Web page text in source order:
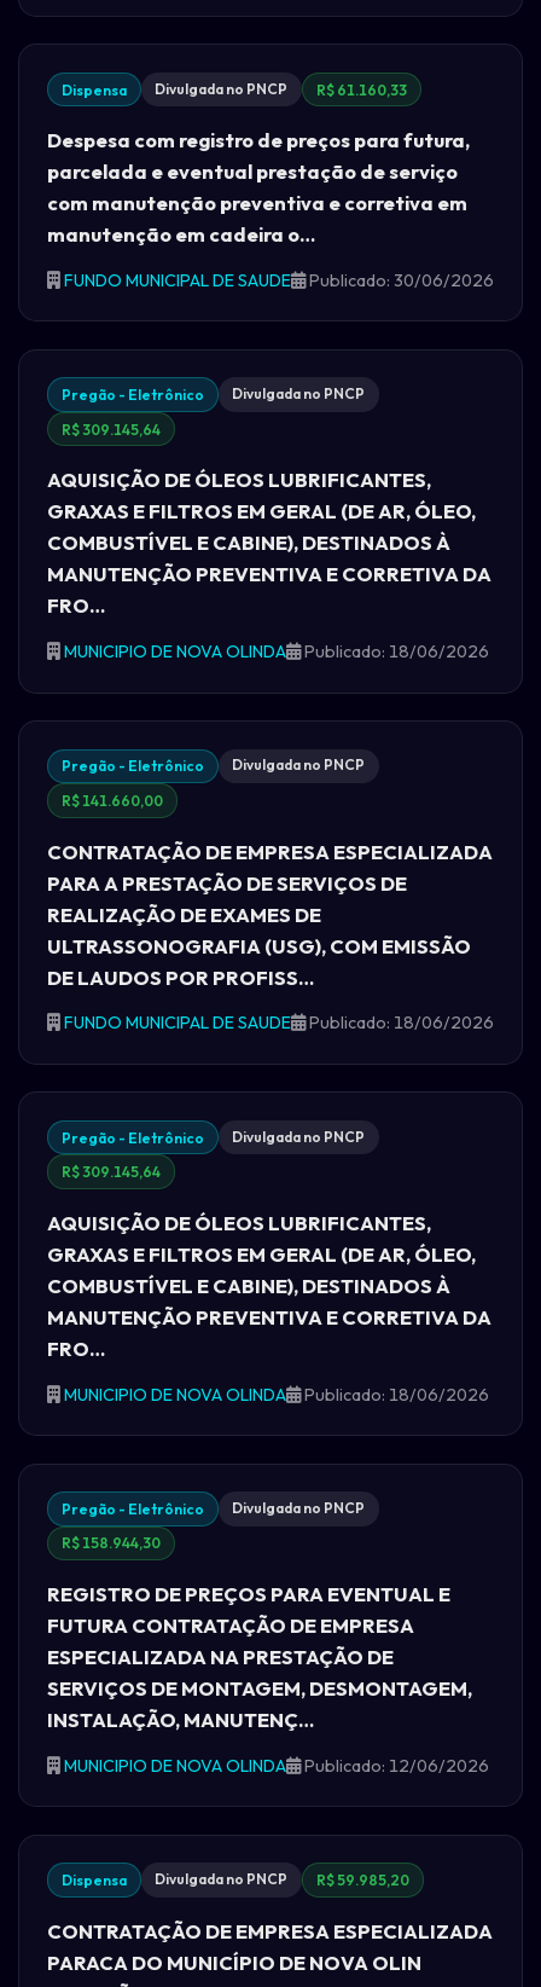
Dispensa Divulgada no PNCP R$ 61.160,33
Despesa com registro de preços para futura,
parcelada e eventual prestação de serviço
com manutenção preventiva e corretiva em
manutenção em cadeira o…
FUNDO MUNICIPAL DE SAUDE Publicado: 30/06/2026
Pregão - Eletrônico
Divulgada no PNCP
R$ 309.145,64
AQUISIÇÃO DE ÓLEOS LUBRIFICANTES,
GRAXAS E FILTROS EM GERAL (DE AR, ÓLEO,
COMBUSTÍVEL E CABINE), DESTINADOS À
MANUTENÇÃO PREVENTIVA E CORRETIVA DA
FRO…
MUNICIPIO DE NOVA OLINDA Publicado: 18/06/2026
Pregão - Eletrônico
Divulgada no PNCP
R$ 141.660,00
CONTRATAÇÃO DE EMPRESA ESPECIALIZADA
PARA A PRESTAÇÃO DE SERVIÇOS DE
REALIZAÇÃO DE EXAMES DE
ULTRASSONOGRAFIA (USG), COM EMISSÃO
DE LAUDOS POR PROFISS…
FUNDO MUNICIPAL DE SAUDE Publicado: 18/06/2026
Pregão - Eletrônico
Divulgada no PNCP
R$ 309.145,64
AQUISIÇÃO DE ÓLEOS LUBRIFICANTES,
GRAXAS E FILTROS EM GERAL (DE AR, ÓLEO,
COMBUSTÍVEL E CABINE), DESTINADOS À
MANUTENÇÃO PREVENTIVA E CORRETIVA DA
FRO…
MUNICIPIO DE NOVA OLINDA Publicado: 18/06/2026
Pregão - Eletrônico
Divulgada no PNCP
R$ 158.944,30
REGISTRO DE PREÇOS PARA EVENTUAL E
FUTURA CONTRATAÇÃO DE EMPRESA
ESPECIALIZADA NA PRESTAÇÃO DE
SERVIÇOS DE MONTAGEM, DESMONTAGEM,
INSTALAÇÃO, MANUTENÇ…
MUNICIPIO DE NOVA OLINDA Publicado: 12/06/2026
Dispensa Divulgada no PNCP R$ 59.985,20
CONTRATAÇÃO DE EMPRESA ESPECIALIZADA
PARACA DO MUNICÍPIO DE NOVA OLIN